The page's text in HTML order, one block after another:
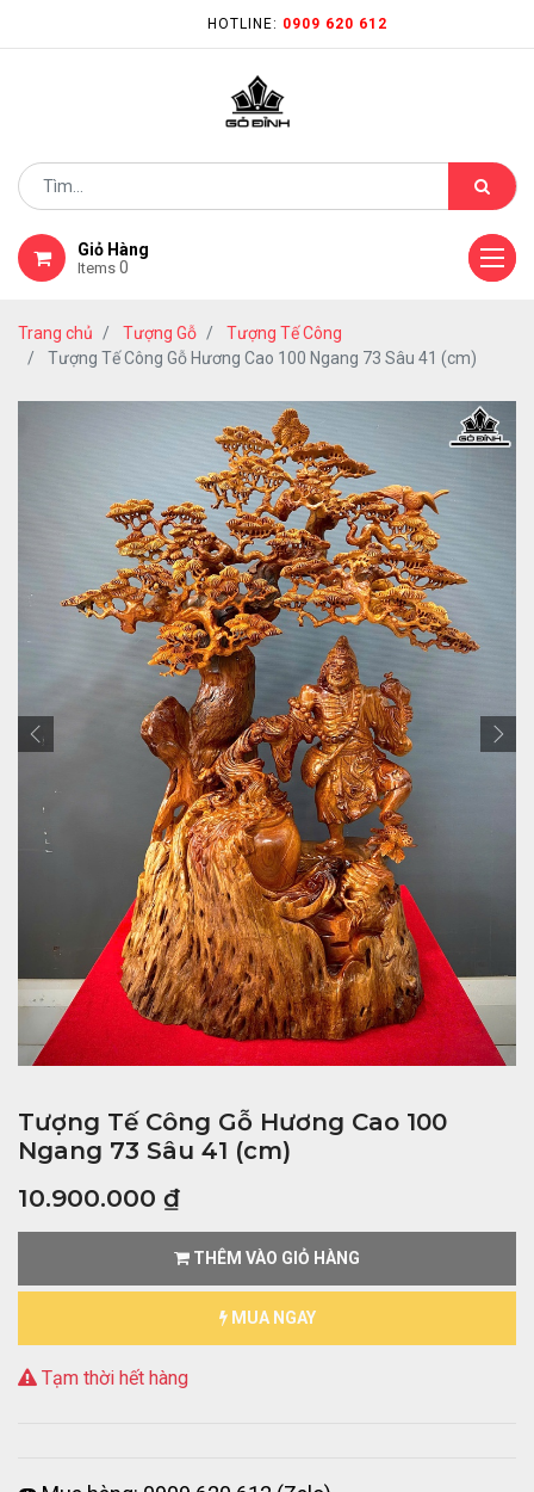
HOTLINE: 0909 620 612
Giỏ Hàng
Items 0
Trang chủ Tượng Gỗ
Tượng Tế Công
Tượng Tế Công Gỗ Hương Cao 100 Ngang 73 Sâu 41 (cm)
Tượng Tế Công Gỗ Hương Cao 100
Ngang 73 Sâu 41 (cm)
10.900.000 ₫
THÊM VÀO GIỎ HÀNG
MUA NGAY
Tạm thời hết hàng